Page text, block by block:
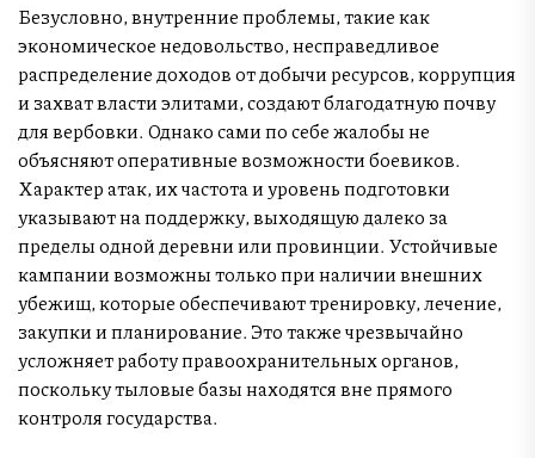
Безусловно, внутренние проблемы, такие как
экономическое недовольство, несправедливое
распределение доходов от добычи ресурсов, коррупция
и захват власти элитами, создают благодатную почву
для вербовки. Однако сами по себе жалобы не
объясняют оперативные возможности боевиков.
Характер атак, их частота и уровень подготовки
указывают на поддержку, выходящую далеко за
пределы одной деревни или провинции. Устойчивые
кампании возможны только при наличии внешних
убежищ, которые обеспечивают тренировку, лечение,
закупки и планирование. Это также чрезвычайно
усложняет работу правоохранительных органов,
поскольку тыловые базы находятся вне прямого
контроля государства.